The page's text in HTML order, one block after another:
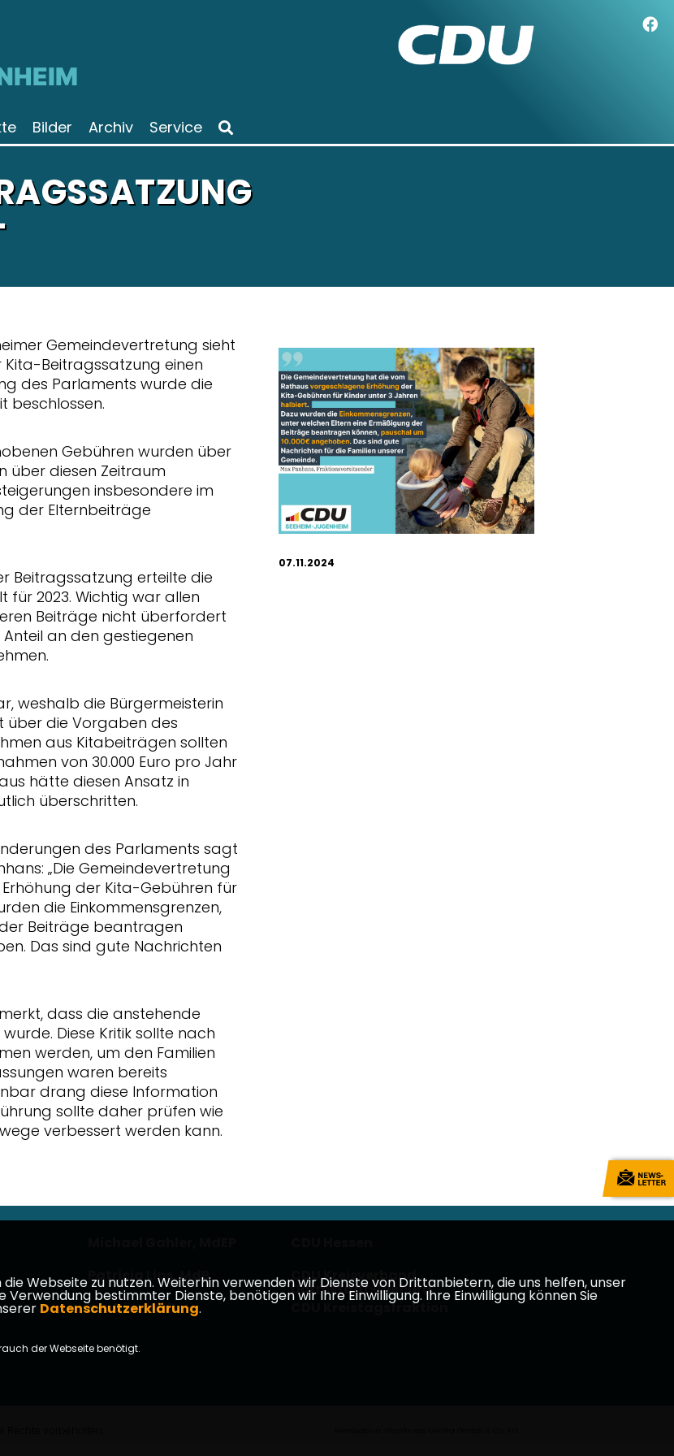
Bilder Archiv Service
Gemeindevertretung sieht
Beitragssatzung einen
des Parlaments wurde die
beschlossen.
Gebühren wurden über
über diesen Zeitraum
insbesondere im
der Elternbeiträge
Beitragssatzung erteilte die
2023. Wichtig war allen
Beiträge nicht überfordert
an den gestiegenen
weshalb die Bürgermeisterin
über die Vorgaben des
aus Kitabeiträgen sollten
von 30.000 Euro pro Jahr
hätte diesen Ansatz in
überschritten.
des Parlaments sagt
„Die Gemeindevertretung
der Kita-Gebühren für
die Einkommensgrenzen,
Beiträge beantragen
Das sind gute Nachrichten
dass die anstehende
Diese Kritik sollte nach
werden, um den Familien
waren bereits
drang diese Information
sollte daher prüfen wie
verbessert werden kann.
07.11.2024
Patricia Lips, MdB
Ina Dürr, MdL
CDU Kreisverband
Darmstadt-Dieburg
CDU Kreistagsfraktion
Webseite zu nutzen. Weiterhin verwenden wir Dienste von Drittanbietern, die uns helfen, unser
bestimmter Dienste, benötigen wir Ihre Einwilligung. Ihre Einwilligung können Sie
Datenschutzerklärung.
der Webseite benötigt.